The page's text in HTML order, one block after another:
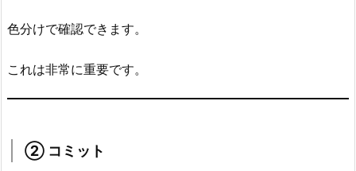
ッ
4.
3.
ブ
ラ
色分けで確認できます。
これは非常に重要です。
② コミット